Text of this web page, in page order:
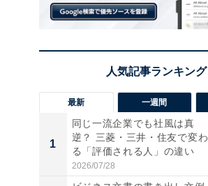
最新 一週間
1
同じ一流企業でも社風は真
逆？ 三菱・三井・住友で変わ
る「評価される人」の違い
2026/07/28